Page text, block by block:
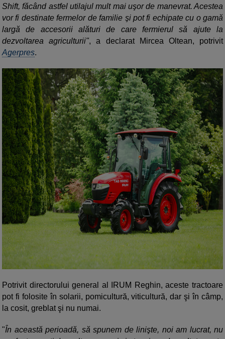
Shift, făcând astfel utilajul mult mai uşor de manevrat. Acestea
vor fi destinate fermelor de familie şi pot fi echipate cu o gamă
largă de accesorii alături de care fermierul să ajute la
dezvoltarea agriculturii", a declarat Mircea Oltean, potrivit
Agerpres.
Potrivit directorului general al IRUM Reghin, aceste tractoare
pot fi folosite în solarii, pomicultură, viticultură, dar şi în câmp,
la cosit, greblat şi nu numai.
"În această perioadă, să spunem de linişte, noi am lucrat, nu